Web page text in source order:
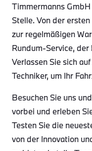
Timmermanns
Stelle. Von der
zur regelmäßigen
Rundum-Service,
Verlassen Sie sich
Techniker, um Ihr
Besuchen Sie uns
vorbei und erleben
Testen Sie die
von der Innovation